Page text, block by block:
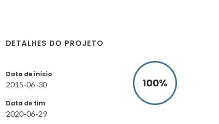
DETALHES DO PROJETO
Data de início
2015-06-30
Data de fim
2020-06-29
100%